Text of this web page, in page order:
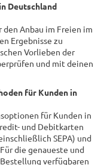
Deutschland
Anbau im Freien im
Ergebnisse zu
Vorlieben der
und mit deinen
für Kunden in
für Kunden in
und Debitkarten
SEPA) und
die genaueste und
verfügbaren